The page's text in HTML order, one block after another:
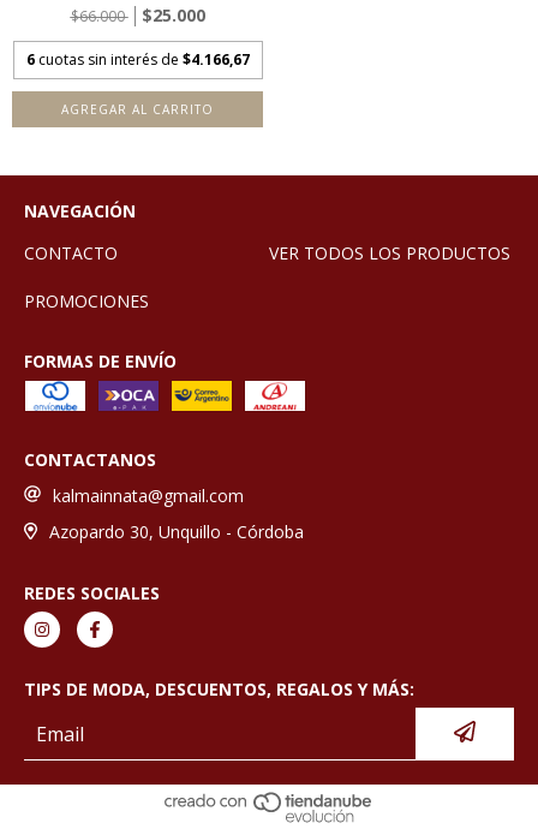
$66.000
$25.000
6 cuotas sin interés de $4.166,67
AGREGAR AL CARRITO
NAVEGACIÓN
CONTACTO
VER TODOS LOS PRODUCTOS
PROMOCIONES
FORMAS DE ENVÍO
CONTACTANOS
kalmainnata@gmail.com
Azopardo 30, Unquillo - Córdoba
REDES SOCIALES
TIPS DE MODA, DESCUENTOS, REGALOS Y MÁS: